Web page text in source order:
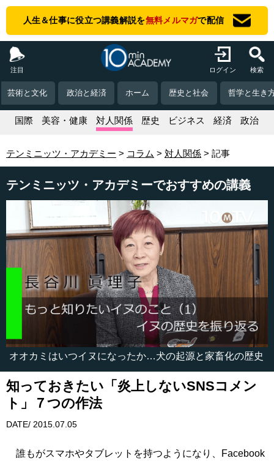
人生＆仕事に役立つ講義解説を無料メルマガで配信
注目 ログイン 検索
芸術と文化 政治と経済 ホーム 歴史と社会 哲学と生き
国際 美容・健康 対人関係 歴史 ビジネス 経済 政治
テンミニッツ・アカデミー コラム 対人関係 記事
テンミニッツ・アカデミーでおすすめの講義
オオカミはいつイヌになったか…犬の起源と家畜化の歴史
知っておきたい「炎上しないSNSコメン
ト」７つの作法
DATE/ 2015.07.05
誰もがスマホやタブレットを持つようになり、Facebook